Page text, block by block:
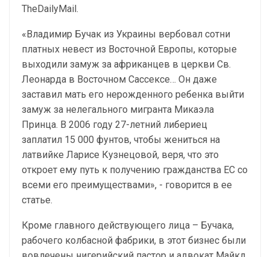
TheDailyMail.
«Владимир Бучак из Украины вербовал сотни
платных невест из Восточной Европы, которые
выходили замуж за африканцев в церкви Св.
Леонарда в Восточном Сассексе… Он даже
заставил мать его нерожденного ребенка выйти
замуж за нелегального мигранта Микаэла
Принца. В 2006 году 27-летний либериец
заплатил 15 000 фунтов, чтобы жениться на
латвийке Ларисе Кузнецовой, веря, что это
откроет ему путь к получению гражданства ЕС со
всеми его преимуществами», - говорится в ее
статье.
Кроме главного действующего лица – Бучака,
рабочего колбасной фабрики, в этот бизнес были